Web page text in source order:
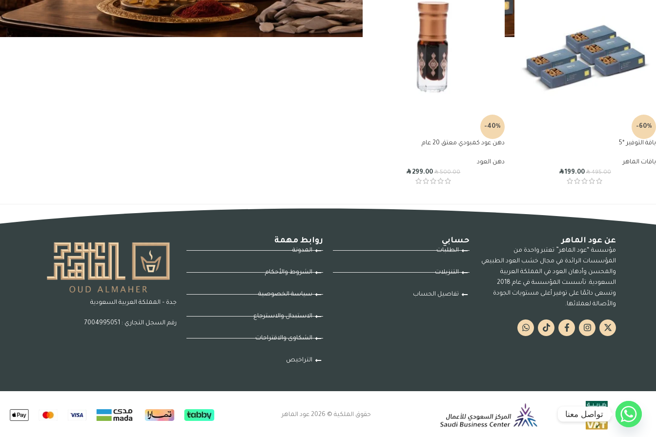
-60%
باقة التوفير *5
باقات الماهر
R495.00
R199.00
-40%
دهن عود كمبودي معتق 20 عام
دهن العود
R500.00
R299.00
عن عود الماهر
مؤسسة “عود الماهر” تعتبر واحدة من
المؤسسات الرائدة في مجال خشب العود الطبيعي
والمحسن وأدهان العود في المملكة العربية
السعودية. تأسست المؤسسة في عام 2018
وتسعى دائمًا على توفير أعلى مستويات الجودة
والأصالة لعملائها.
حسابي
الطلبات
التنزيلات
تفاصيل الحساب
روابط مهمة
المدونة
الشروط والأحكام
سياسة الخصوصية
الاستبدال والاسترجاع
الشكاوى والاقتراحات
التراخيص
جدة – المملكة العربية السعودية
رقم السجل التجاري : 7004995051
حقوق الملكية © 2026 عود الماهر تواصل معنا